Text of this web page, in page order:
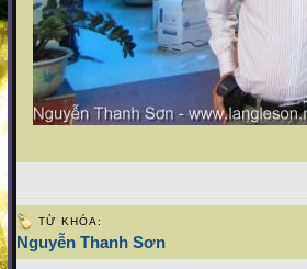
TỪ KHÓA:
Nguyễn Thanh Sơn